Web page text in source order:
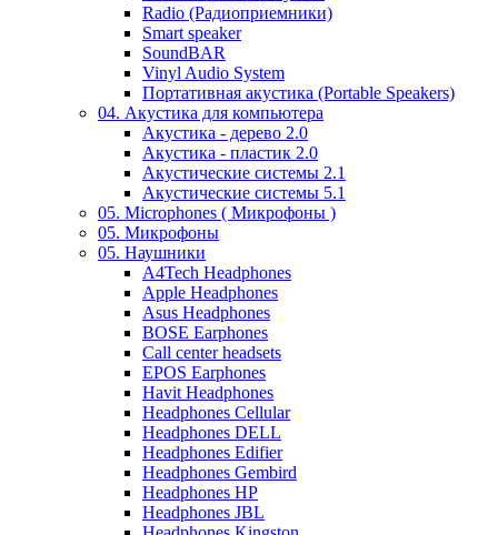
Radio (Радиоприемники)
Smart speaker
SoundBAR
Vinyl Audio System
Портативная акустика (Portable Speakers)
04. Акустика для компьютера
Акустика - дерево 2.0
Акустика - пластик 2.0
Акустические системы 2.1
Акустические системы 5.1
05. Microphones ( Микрофоны )
05. Микрофоны
05. Наушники
A4Tech Headphones
Apple Headphones
Asus Headphones
BOSE Earphones
Call center headsets
EPOS Earphones
Havit Headphones
Headphones Cellular
Headphones DELL
Headphones Edifier
Headphones Gembird
Headphones HP
Headphones JBL